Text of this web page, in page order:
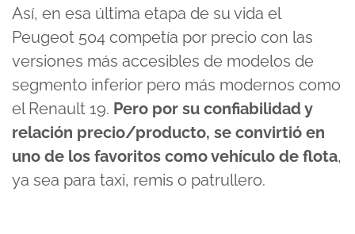
Así, en esa última etapa de su vida el
Peugeot 504 competía por precio con las
versiones más accesibles de modelos de
segmento inferior pero más modernos como
el Renault 19. Pero por su confiabilidad y
relación precio/producto, se convirtió en
uno de los favoritos como vehículo de flota,
ya sea para taxi, remis o patrullero.